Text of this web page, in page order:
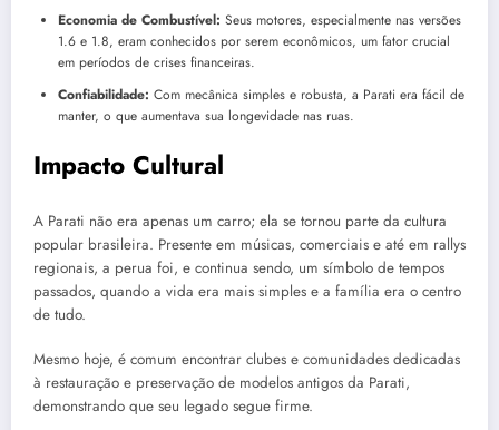
Economia de Combustível: Seus motores, especialmente nas versões
1.6 e 1.8, eram conhecidos por serem econômicos, um fator crucial
em períodos de crises financeiras.
Confiabilidade: Com mecânica simples e robusta, a Parati era fácil de
manter, o que aumentava sua longevidade nas ruas.
Impacto Cultural
A Parati não era apenas um carro; ela se tornou parte da cultura
popular brasileira. Presente em músicas, comerciais e até em rallys
regionais, a perua foi, e continua sendo, um símbolo de tempos
passados, quando a vida era mais simples e a família era o centro
de tudo.
Mesmo hoje, é comum encontrar clubes e comunidades dedicadas
à restauração e preservação de modelos antigos da Parati,
demonstrando que seu legado segue firme.